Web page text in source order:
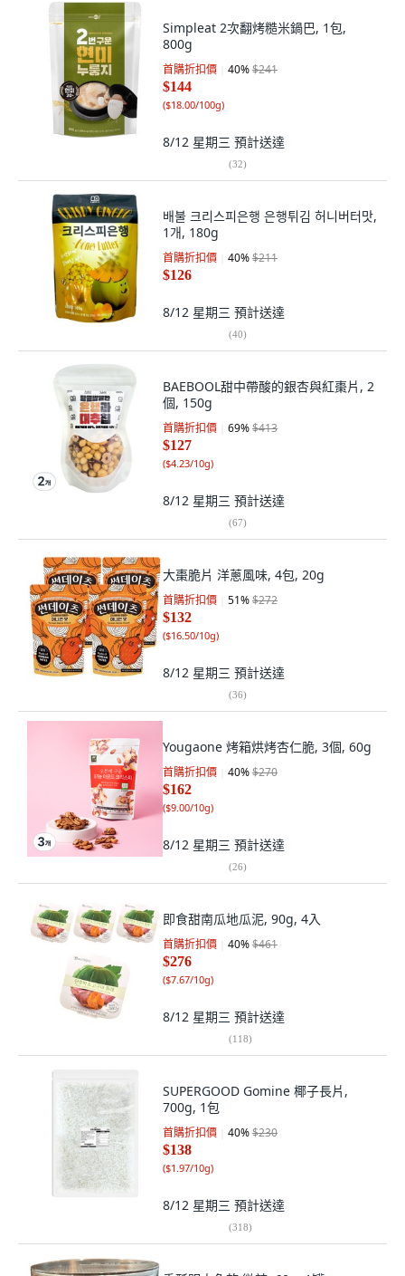
Simpleat 2次翻烤糙米鍋巴, 1包,
800g
首購折扣價 40%$241
$144
($18.00/100g)
8/12 星期三 預計送達
(32)
배불 크리스피은행 은행튀김 허니버터맛,
1개, 180g
首購折扣價 40%$211
$126
8/12 星期三 預計送達
(40)
BAEBOOL甜中帶酸的銀杏與紅棗片, 2
個, 150g
首購折扣價 69%$413
$127
($4.23/10g)
8/12 星期三 預計送達
(67)
大棗脆片 洋蔥風味, 4包, 20g
首購折扣價 51%$272
$132
($16.50/10g)
8/12 星期三 預計送達
(36)
Yougaone 烤箱烘烤杏仁脆, 3個, 60g
首購折扣價 40%$270
$162
($9.00/10g)
8/12 星期三 預計送達
(26)
即食甜南瓜地瓜泥, 90g, 4入
首購折扣價 40%$461
$276
($7.67/10g)
8/12 星期三 預計送達
(118)
SUPERGOOD Gomine 椰子長片,
700g, 1包
首購折扣價 40%$230
$138
($1.97/10g)
8/12 星期三 預計送達
(318)